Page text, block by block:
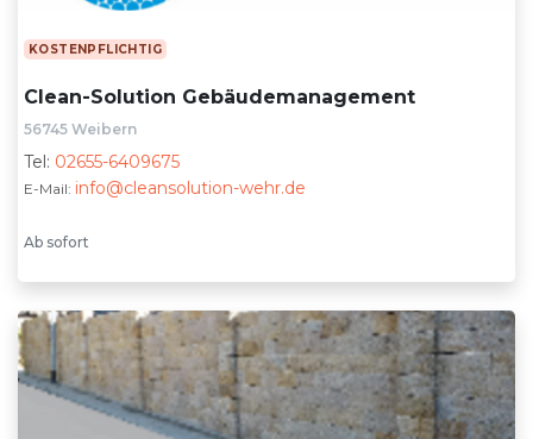
KOSTENPFLICHTIG
Clean-Solution Gebäudemanagement
56745 Weibern
Tel: 02655-6409675
E-Mail: info@cleansolution-wehr.de
Ab sofort